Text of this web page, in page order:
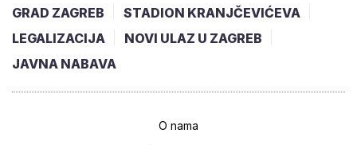
GRAD ZAGREB
STADION KRANJČEVIĆEVA
LEGALIZACIJA
NOVI ULAZ U ZAGREB
JAVNA NABAVA
O nama